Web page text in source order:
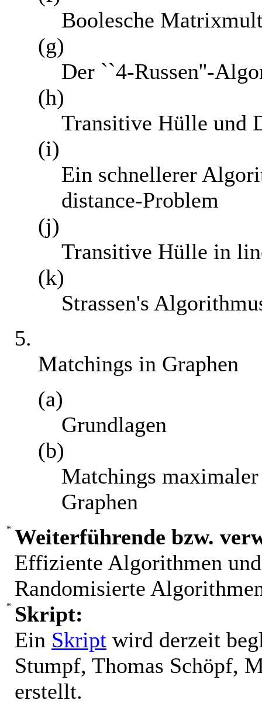
Boolesche
(g)
Der ``4-Russen''-
(h)
Transitive Hülle und
(i)
Ein schnellerer
distance-Problem
(j)
Transitive Hülle in
(k)
Strassen's
5.
Matchings in Graphen
(a)
Grundlagen
(b)
Matchings
Graphen
Weiterführende bzw.
Effiziente Algorithmen
Randomisierte
Skript:
Ein Skript wird derzeit
Stumpf, Thomas Schöpf,
erstellt.